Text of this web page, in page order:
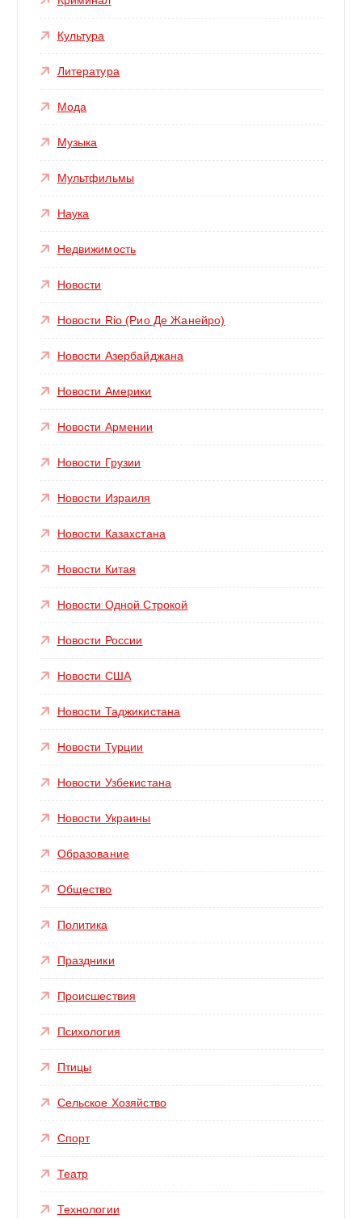
Культура
Литература
Мода
Музыка
Мультфильмы
Наука
Недвижимость
Новости
Новости Rio (Рио Де Жанейро)
Новости Азербайджана
Новости Америки
Новости Армении
Новости Грузии
Новости Израиля
Новости Казахстана
Новости Китая
Новости Одной Строкой
Новости России
Новости США
Новости Таджикистана
Новости Турции
Новости Узбекистана
Новости Украины
Образование
Общество
Политика
Праздники
Происшествия
Психология
Птицы
Сельское Хозяйство
Спорт
Театр
Технологии